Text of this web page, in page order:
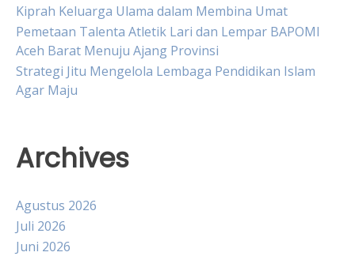
Kiprah Keluarga Ulama dalam Membina Umat
Pemetaan Talenta Atletik Lari dan Lempar BAPOMI
Aceh Barat Menuju Ajang Provinsi
Strategi Jitu Mengelola Lembaga Pendidikan Islam
Agar Maju
Archives
Agustus 2026
Juli 2026
Juni 2026